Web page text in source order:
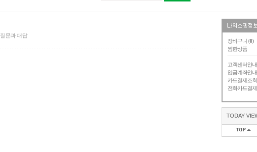
장바구니 (0)
찜한상품
고객센터안내
입금계좌안내
카드결제조회
전화카드결제
TODAY
질문과 대답